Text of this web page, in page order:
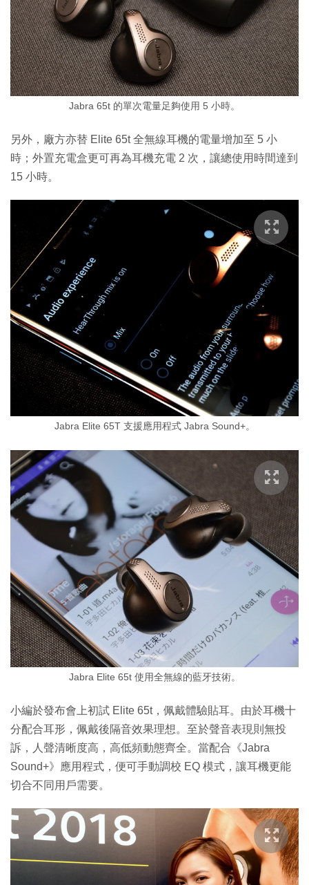
Jabra 65t 的單次電量足夠使用 5 小時。
另外，廠方亦替 Elite 65t 全無線耳機的電量增加至 5 小
時；外置充電盒更可再為耳機充電 2 次，讓總使用時間達到
15 小時。
Jabra Elite 65T 支援應用程式 Jabra Sound+。
Jabra Elite 65t 使用全無線的藍牙技術。
小編於發布會上初試 Elite 65t，佩戴體驗貼耳。由於耳機十
分配合耳形，佩戴後隔音效果理想。至於聲音表現則無投
訴，人聲清晰度高，高低頻動態齊全。當配合《Jabra
Sound+》應用程式，便可手動調校 EQ 模式，讓耳機更能
切合不同用戶需要。